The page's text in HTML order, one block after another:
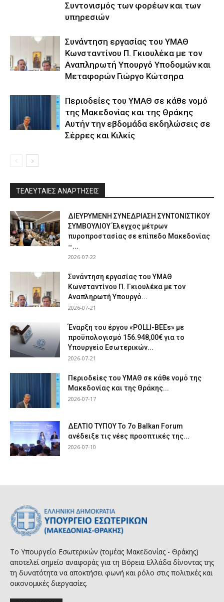
Συντονισμός των φορέων και των
υπηρεσιών
Συνάντηση εργασίας του ΥΜΑΘ
Κωνσταντίνου Π. Γκιουλέκα με τον
Αναπληρωτή Υπουργό Υποδομών και
Μεταφορών Γιώργο Κώτσηρα
Περιοδείες του ΥΜΑΘ σε κάθε νομό
της Μακεδονίας και της Θράκης
Αυτήν την εβδομάδα εκδηλώσεις σε
Σέρρες και Κιλκίς
ΤΕΛΕΥΤΑΙΕΣ ΑΝΑΡΤΗΣΕΙΣ
ΔΙΕΥΡΥΜΕΝΗ ΣΥΝΕΔΡΙΑΣΗ ΣΥΝΤΟΝΙΣΤΙΚΟΥ
ΣΥΜΒΟΥΛΙΟΥ Έλεγχος μέτρων
πυροπροστασίας σε επίπεδο Μακεδονίας
–...
2026-07-22
Συνάντηση εργασίας του ΥΜΑΘ
Κωνσταντίνου Π. Γκιουλέκα με τον
Αναπληρωτή Υπουργό...
2026-07-21
Έναρξη του έργου «POLLI-BEEs» με
προϋπολογισμό 156.948,00€ για το
Υπουργείο Εσωτερικών...
2026-07-21
Περιοδείες του ΥΜΑΘ σε κάθε νομό της
Μακεδονίας και της Θράκης...
2026-07-17
ΔΕΛΤΙΟ ΤΥΠΟΥ Το 7ο Balkan Forum
ανέδειξε τις νέες προοπτικές της...
2026-07-10
Το Υπουργείο Εσωτερικών (τομέας Μακεδονίας - Θράκης)
αποτελεί σημείο αναφοράς για τη Βόρεια Ελλάδα δίνοντας της
τη δυνατότητα να αποκτήσει φωνή και ρόλο στις πολιτικές και
οικονομικές διεργασίες.